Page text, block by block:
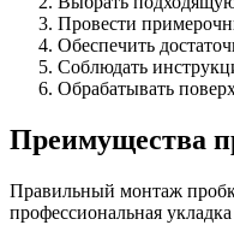
Провести
Обеспечить
Соблюдать
Обрабатывать
Преимущества
Правильный монтаж
профессиональная